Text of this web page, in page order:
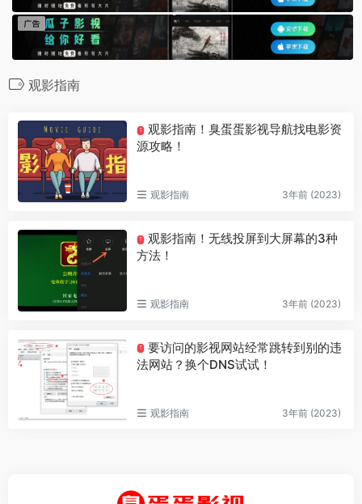
观影指南
T
观影指南！臭蛋蛋影视导航找电影资
源攻略！
观影指南 3年前 (2023)
T
观影指南！无线投屏到大屏幕的3种
方法！
观影指南 3年前 (2023)
T
要访问的影视网站经常跳转到别的违
法网站？换个DNS试试！
观影指南 3年前 (2023)